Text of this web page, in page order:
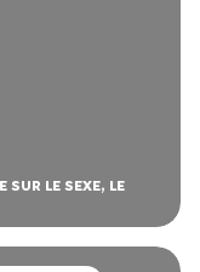
SUR LE SEXE, LE